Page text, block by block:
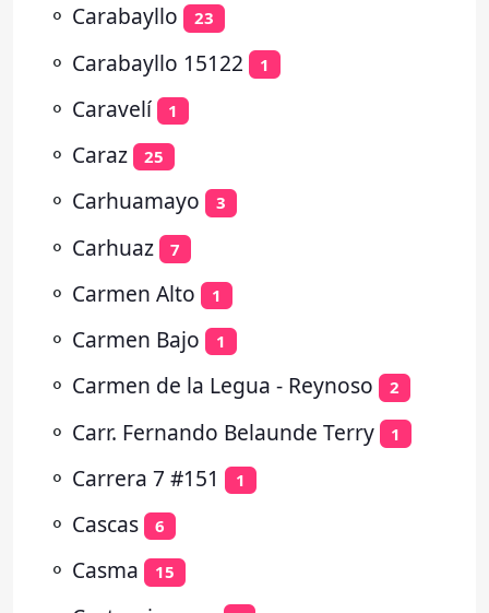
⚬ Carabayllo 23
⚬ Carabayllo 15122 1
⚬ Caravelí 1
⚬ Caraz 25
⚬ Carhuamayo 3
⚬ Carhuaz 7
⚬ Carmen Alto 1
⚬ Carmen Bajo 1
⚬ Carmen de la Legua - Reynoso 2
⚬ Carr. Fernando Belaunde Terry 1
⚬ Carrera 7 #151 1
⚬ Cascas 6
⚬ Casma 15